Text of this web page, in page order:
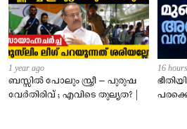
1 year ago
ബസ്സിൽ പോലും സ്ത്രീ – പുരുഷ
വേർതിരിവ് ; എവിടെ തുല്യത? |
16